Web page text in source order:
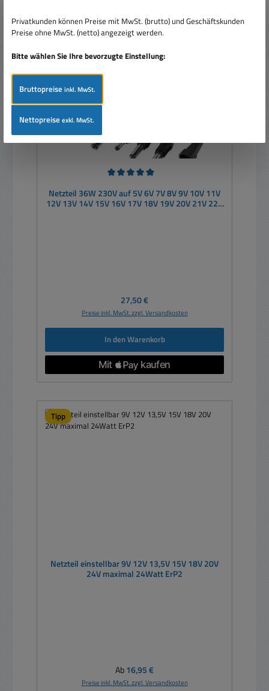
Netzteil 36W 230V auf 5V 6V 7V 8V 9V 10V 11V
12V 13V 14V 15V 16V 17V 18V 19V 20V 21V 22V
Regulärer Preis:
27,50 €
Preise inkl. MwSt. zzgl. Versandkosten
In den Warenkorb
Tipp
Netzteil einstellbar 9V 12V 13,5V 15V 18V 20V
24V maximal 24Watt ErP2
Regulärer Preis:
Ab16,95 €
Preise inkl. MwSt. zzgl. Versandkosten
Privatkunden können Preise mit MwSt. (brutto) und Geschäftskunden
Preise ohne MwSt. (netto) angezeigt werden.
Bitte wählen Sie Ihre bevorzugte Einstellung:
Bruttopreiseinkl. MwSt.
Nettopreiseexkl. MwSt.